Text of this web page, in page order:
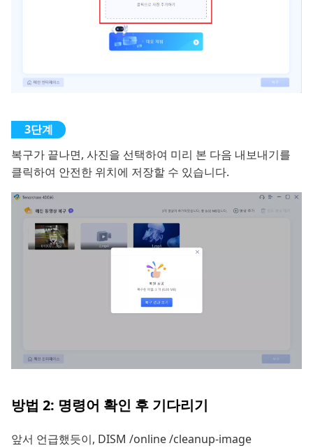
복구가 끝나면, 사진을 선택하여 미리 본 다음 내보내기를
클릭하여 안전한 위치에 저장할 수 있습니다.
방법 2: 명령어 확인 후 기다리기
앞서 언급했듯이, DISM /online /cleanup-image